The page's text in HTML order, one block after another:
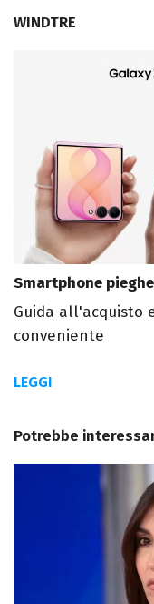
WINDTRE
Smartphone
Guida all'acquisto
conveniente
LEGGI
Potrebbe